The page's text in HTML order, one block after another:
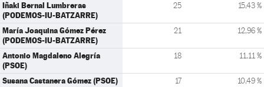
Iñaki Bernal Lumbreras
(PODEMOS-IU-BATZARRE)
25 15,43 %
María Joaquina Gómez Pérez
(PODEMOS-IU-BATZARRE)
21 12,96 %
Antonio Magdaleno Alegría
(PSOE)
18 11,11 %
Susana Castanera Gómez (PSOE) 17 10,49 %